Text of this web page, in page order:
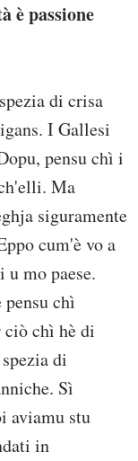
è passione
di crisa
I Gallesi
pensu chì i
Ma
siguramente
cum'è vo a
u mo paese.
chì
ciò chì hè di
di
Sì
aviamu stu
in